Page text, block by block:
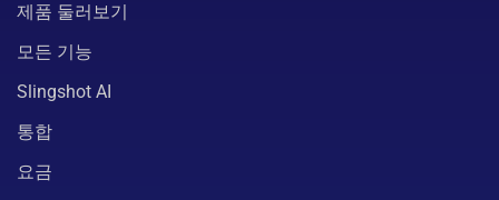
제품 둘러보기
모든 기능
Slingshot AI
통합
요금